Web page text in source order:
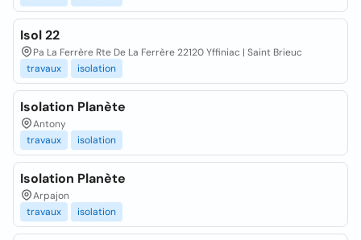
Isol 22
Pa La Ferrère Rte De La Ferrère 22120 Yffiniac | Saint Brieuc
travaux
isolation
Isolation Planète
Antony
travaux
isolation
Isolation Planète
Arpajon
travaux
isolation